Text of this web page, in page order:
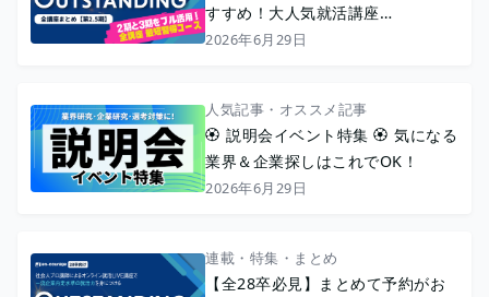
すすめ！大人気就活講座
『OUTSTANDING』〈2.5期〉◢◤
2026年6月29日
人気記事・オススメ記事
🏵️ 説明会イベント特集 🏵️ 気になる
業界＆企業探しはこれでOK！
2026年6月29日
連載・特集・まとめ
【全28卒必見】まとめて予約がお